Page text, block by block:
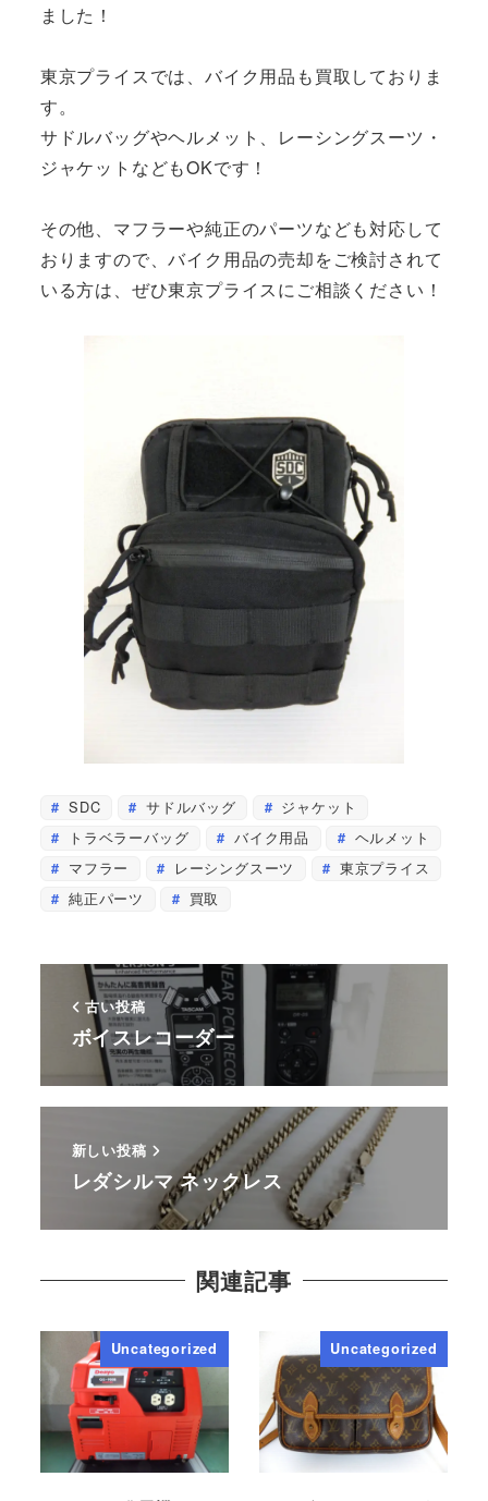
ました！
東京プライスでは、バイク用品も買取しておりま
す。
サドルバッグやヘルメット、レーシングスーツ・
ジャケットなどもOKです！
その他、マフラーや純正のパーツなども対応して
おりますので、バイク用品の売却をご検討されて
いる方は、ぜひ東京プライスにご相談ください！
SDC サドルバッグ
ジャケット
トラベラーバッグ
バイク用品
ヘルメット
マフラー
レーシングスーツ
東京プライス
純正パーツ
買取
古い投稿
ボイスレコーダー
新しい投稿
レダシルマ ネックレス
関連記事
Uncategorized Uncategorized